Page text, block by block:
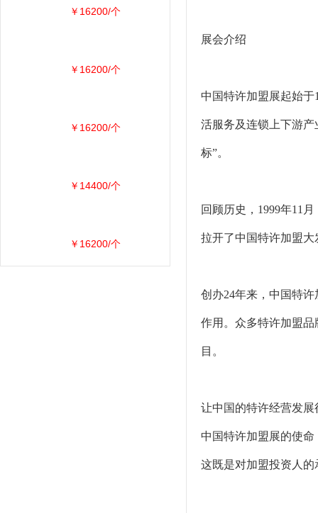
展会介绍
中国特许加盟展起始
活服务及连锁上下游
标”。
回顾历史，1999年11
拉开了中国特许加盟大
创办24年来，中国特
作用。众多特许加盟
目。
让中国的特许经营发
中国特许加盟展的使
这既是对加盟投资人
￥16200/个
￥16200/个
￥16200/个
￥14400/个
￥16200/个